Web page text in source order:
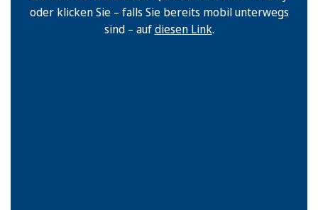
oder klicken Sie – falls Sie bereits mobil unterwegs
sind – aufdiesen Link.